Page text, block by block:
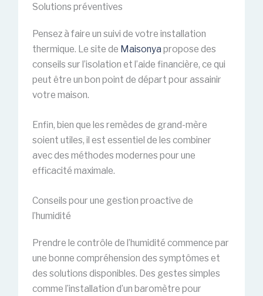
Solutions préventives
Pensez à faire un suivi de votre installation
thermique. Le site de Maisonya propose des
conseils sur l’isolation et l’aide financière, ce qui
peut être un bon point de départ pour assainir
votre maison.
Enfin, bien que les remèdes de grand-mère
soient utiles, il est essentiel de les combiner
avec des méthodes modernes pour une
efficacité maximale.
Conseils pour une gestion proactive de
l’humidité
Prendre le contrôle de l’humidité commence par
une bonne compréhension des symptômes et
des solutions disponibles. Des gestes simples
comme l’installation d’un baromètre pour